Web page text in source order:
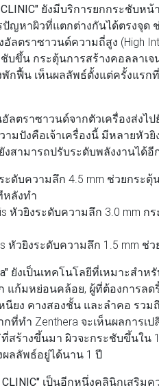
ยังมีบริการยกกระชับหน้
ปัญหาผิวที่แตกต่างกันได้ตรงจุด
ลตราซาวนด์ความถี่สูง (High
บขึ้น กระตุ้นการสร้างคอลลาเ
กฟื้น เห็นผลลัพธ์ตั้งแต่ครั้งแรก
ลตราซาวนด์จากตัวเครื่องส่งไ
ามปังคือเจ้าเครื่องนี้ มีหลายหั
สามารถปรับระดับพลังงานได้อี
ะดับความลึก 4.5 mm ช่วยกระ
หลังทำ
หัวยิงระดับความลึก 3.0 mm
หัวยิงระดับความลึก 1.5 mm ช่
ยังเป็นเทคโนโลยีที่เหมาะสำ
แก้มหย่อนคล้อย, ผู้ที่ต้องการลด
นียง คางสองชั้น และลำคอ รว
กที่ทำ Zenthera จะเห็นผลการ
สร้างขึ้นมา ผิวจะกระชับขึ้นใน
ลลัพธ์อยู่ได้นาน 1 ปี
เป็นอีกหนึ่งคลินิกเสริม